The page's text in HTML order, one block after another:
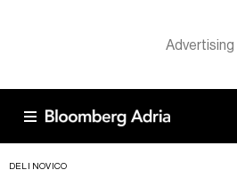
DELI NOVICO